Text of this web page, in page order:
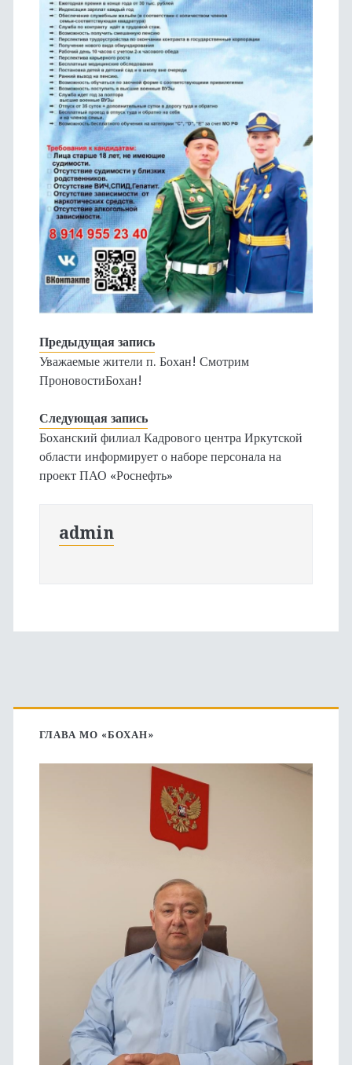
Предыдущая запись
Уважаемые жители п. Бохан! Смотрим
ПроновостиБохан!
Следующая запись
Боханский филиал Кадрового центра Иркутской
области информирует о наборе персонала на
проект ПАО «Роснефть»
admin
Основная
боковая
ГЛАВА МО «БОХАН»